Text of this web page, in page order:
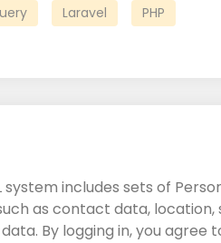
Laravel PHP
system includes sets of
as contact data, location,
By logging in, you agree